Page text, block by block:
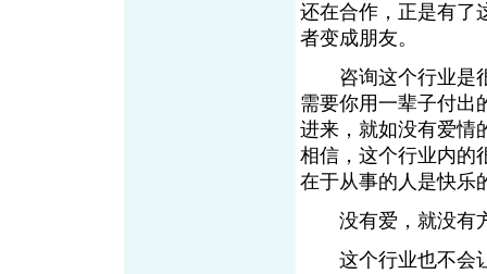
还在合作，正是有了
者变成朋友。
咨询这个行业是很
需要你用一辈子付出
进来，就如没有爱情
相信，这个行业内的
在于从事的人是快乐
没有爱，就没有
这个行业也不会让